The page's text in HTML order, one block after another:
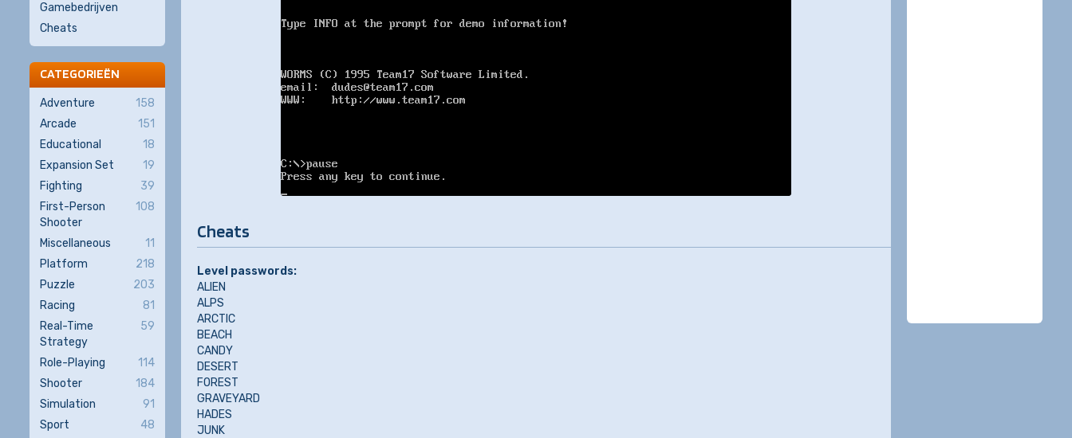
Cheats
Level passwords:
ALIEN
ALPS
ARCTIC
BEACH
CANDY
DESERT
FOREST
GRAVEYARD
HADES
JUNK
Gamebedrijven
Cheats
CATEGORIEËN
Adventure
158
Arcade
151
Educational
18
Expansion Set
19
Fighting
39
First-Person
Shooter
108
Miscellaneous
11
Platform
218
Puzzle
203
Racing
81
Real-Time
Strategy
59
Role-Playing
114
Shooter
184
Simulation
91
Sport
48